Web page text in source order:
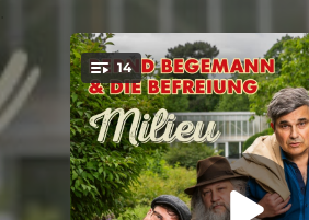
You're all set!
14